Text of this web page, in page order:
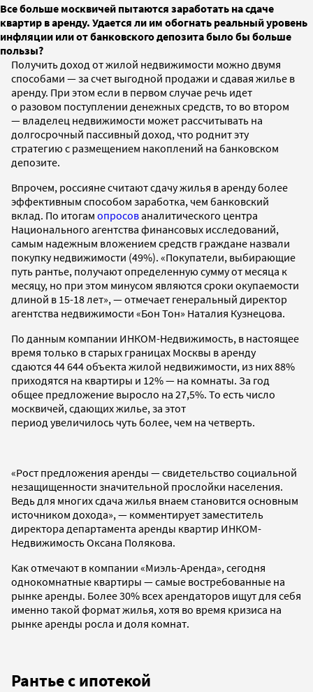
Все больше москвичей пытаются заработать на сдаче
квартир в аренду. Удается ли им обогнать реальный уровень
инфляции или от банковского депозита было бы больше
пользы?
Получить доход от жилой недвижимости можно двумя
способами — за счет выгодной продажи и сдавая жилье в
аренду. При этом если в первом случае речь идет
о разовом поступлении денежных средств, то во втором
— владелец недвижимости может рассчитывать на
долгосрочный пассивный доход, что роднит эту
стратегию с размещением накоплений на банковском
депозите.
Впрочем, россияне считают сдачу жилья в аренду более
эффективным способом заработка, чем банковский
вклад. По итогам опросованалитического центра
Национального агентства финансовых исследований,
самым надежным вложением средств граждане назвали
покупку недвижимости (49%). «Покупатели, выбирающие
путь рантье, получают определенную сумму от месяца к
месяцу, но при этом минусом являются сроки окупаемости
длиной в 15-18 лет», — отмечает генеральный директор
агентства недвижимости «Бон Тон» Наталия Кузнецова.
По данным компании ИНКОМ-Недвижимость, в настоящее
время только в старых границах Москвы в аренду
сдаются 44 644 объекта жилой недвижимости, из них 88%
приходятся на квартиры и 12% — на комнаты. За год
общее предложение выросло на 27,5%. То есть число
москвичей, сдающих жилье, за этот
период увеличилось чуть более, чем на четверть.
«Рост предложения аренды — свидетельство социальной
незащищенности значительной прослойки населения.
Ведь для многих сдача жилья внаем становится основным
источником дохода», — комментирует заместитель
директора департамента аренды квартир ИНКОМ-
Недвижимость Оксана Полякова.
Как отмечают в компании «Миэль-Аренда», сегодня
однокомнатные квартиры — самые востребованные на
рынке аренды. Более 30% всех арендаторов ищут для себя
именно такой формат жилья, хотя во время кризиса на
рынке аренды росла и доля комнат.
Рантье с ипотекой